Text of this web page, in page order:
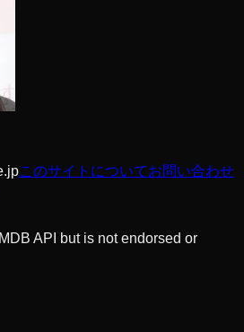
このサイトについてお問い合わせ
API but is not endorsed or